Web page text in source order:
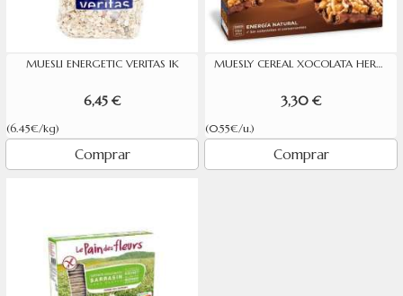
MUESLI ENERGETIC VERITAS 1K
6,45 €
(6.45€/kg)
Comprar
MUESLY CEREAL XOCOLATA HERO 6 UNITATS DE 25G
3,30 €
(0.55€/u.)
Comprar